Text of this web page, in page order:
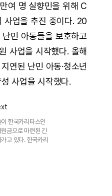
여 명 실향민을 위해 C
사업을 추진 중이다. 20
민 아동들을 보호하고
사업을 시작했다. 올해
연된 난민 아동·청소년
사업을 시작했다.
한국카리타스인
금으로 마련된 긴
고 있다. 한국카리